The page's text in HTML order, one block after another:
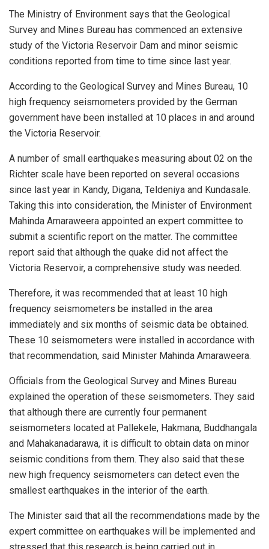
The Ministry of Environment says that the Geological
Survey and Mines Bureau has commenced an extensive
study of the Victoria Reservoir Dam and minor seismic
conditions reported from time to time since last year.
According to the Geological Survey and Mines Bureau, 10
high frequency seismometers provided by the German
government have been installed at 10 places in and around
the Victoria Reservoir.
A number of small earthquakes measuring about 02 on the
Richter scale have been reported on several occasions
since last year in Kandy, Digana, Teldeniya and Kundasale.
Taking this into consideration, the Minister of Environment
Mahinda Amaraweera appointed an expert committee to
submit a scientific report on the matter. The committee
report said that although the quake did not affect the
Victoria Reservoir, a comprehensive study was needed.
Therefore, it was recommended that at least 10 high
frequency seismometers be installed in the area
immediately and six months of seismic data be obtained.
These 10 seismometers were installed in accordance with
that recommendation, said Minister Mahinda Amaraweera.
Officials from the Geological Survey and Mines Bureau
explained the operation of these seismometers. They said
that although there are currently four permanent
seismometers located at Pallekele, Hakmana, Buddhangala
and Mahakanadarawa, it is difficult to obtain data on minor
seismic conditions from them. They also said that these
new high frequency seismometers can detect even the
smallest earthquakes in the interior of the earth.
The Minister said that all the recommendations made by the
expert committee on earthquakes will be implemented and